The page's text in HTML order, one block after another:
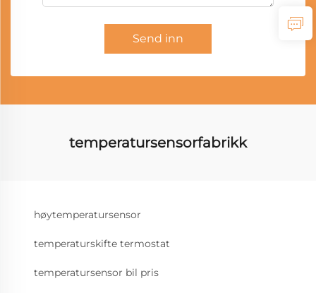
Send inn
temperatursensorfabrikk
høytemperatursensor
temperaturskifte termostat
temperatursensor bil pris